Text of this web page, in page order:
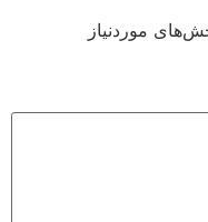
موردنیاز